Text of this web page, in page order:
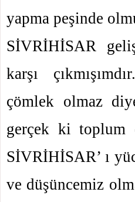
yapma peşinde
SİVRİHİSAR
karşı
çömlek olmaz
gerçek ki toplum
SİVRİHİSAR’ ı
ve düşüncemiz